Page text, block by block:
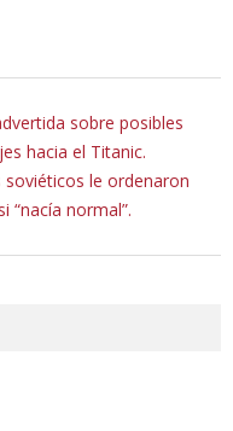
sobre posibles
hacia el Titanic.
le ordenaron
“nacía normal”.